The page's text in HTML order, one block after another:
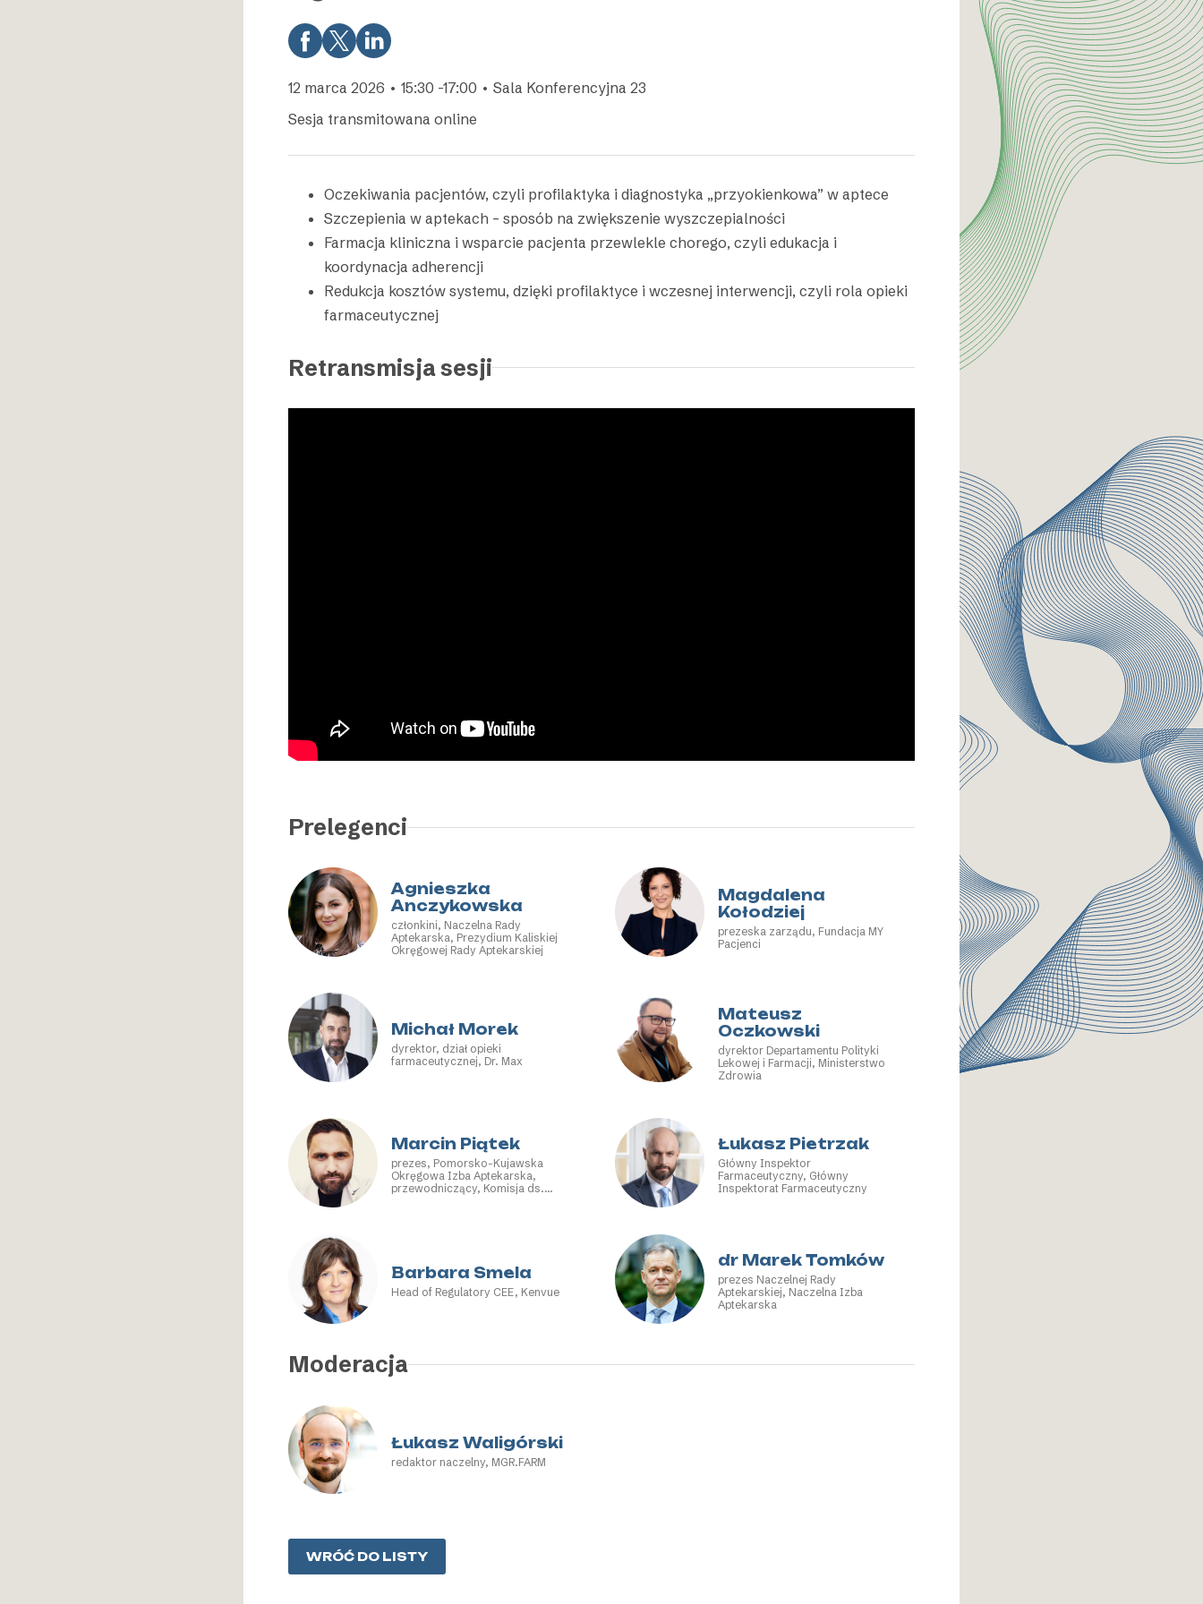
12 marca 2026 • 15:30 -17:00 • Sala Konferencyjna 23
Sesja transmitowana online
Oczekiwania pacjentów, czyli profilaktyka i diagnostyka „przyokienkowa” w aptece
Szczepienia w aptekach – sposób na zwiększenie wyszczepialności
Farmacja kliniczna i wsparcie pacjenta przewlekle chorego, czyli edukacja i
koordynacja adherencji
Redukcja kosztów systemu, dzięki profilaktyce i wczesnej interwencji, czyli rola opieki
farmaceutycznej
Retransmisja sesji
Prelegenci
Agnieszka
Anczykowska
członkini, Naczelna Rady
Aptekarska, Prezydium Kaliskiej
Okręgowej Rady Aptekarskiej
Magdalena
Kołodziej
prezeska zarządu, Fundacja MY
Pacjenci
Michał Morek
dyrektor, dział opieki
farmaceutycznej, Dr. Max
Mateusz
Oczkowski
dyrektor Departamentu Polityki
Lekowej i Farmacji, Ministerstwo
Zdrowia
Marcin Piątek
prezes, Pomorsko-Kujawska
Okręgowa Izba Aptekarska,
przewodniczący, Komisja ds.
Łukasz Pietrzak
Główny Inspektor
Farmaceutyczny, Główny
Inspektorat Farmaceutyczny
Barbara Smela
Head of Regulatory CEE, Kenvue
dr Marek Tomków
prezes Naczelnej Rady
Aptekarskiej, Naczelna Izba
Aptekarska
Moderacja
Łukasz Waligórski
redaktor naczelny, MGR.FARM
WRÓĆ DO LISTY